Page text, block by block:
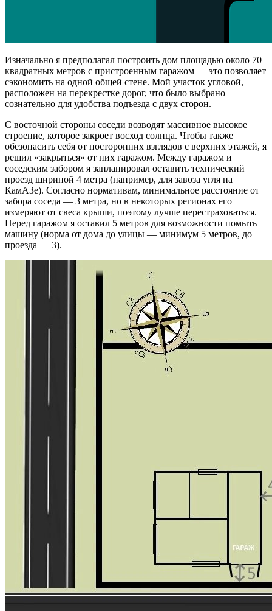
Изначально я предполагал построить дом площадью около 70
квадратных метров с пристроенным гаражом — это позволяет
сэкономить на одной общей стене. Мой участок угловой,
расположен на перекрестке дорог, что было выбрано
сознательно для удобства подъезда с двух сторон.
С восточной стороны соседи возводят массивное высокое
строение, которое закроет восход солнца. Чтобы также
обезопасить себя от посторонних взглядов с верхних этажей, я
решил «закрыться» от них гаражом. Между гаражом и
соседским забором я запланировал оставить технический
проезд шириной 4 метра (например, для завоза угля на
КамАЗе). Согласно нормативам, минимальное расстояние от
забора соседа — 3 метра, но в некоторых регионах его
измеряют от свеса крыши, поэтому лучше перестраховаться.
Перед гаражом я оставил 5 метров для возможности помыть
машину (норма от дома до улицы — минимум 5 метров, до
проезда — 3).